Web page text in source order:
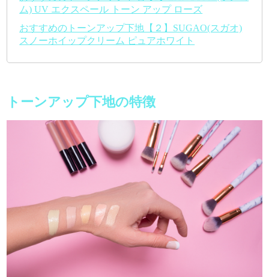
ム) UV エクスペール トーン アップ ローズ
おすすめのトーンアップ下地【２】SUGAO(スガオ)
スノーホイップクリーム ピュアホワイト
トーンアップ下地の特徴